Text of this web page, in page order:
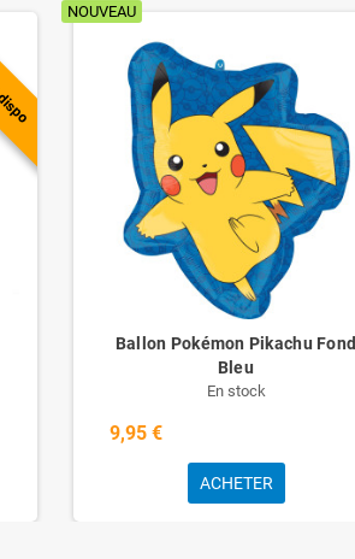
NOUVEAU
Ballon Pokémon Pikachu Fond
Bleu
En stock
9,95 €
ACHETER